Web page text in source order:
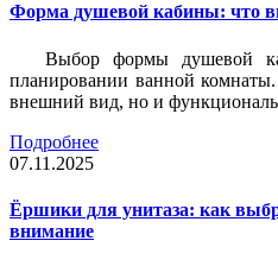
Форма душевой кабины: что
Выбор формы душевой
планировании ванной
внешний вид, но и
Подробнее
07.11.2025
Ёршики для унитаза: как
внимание